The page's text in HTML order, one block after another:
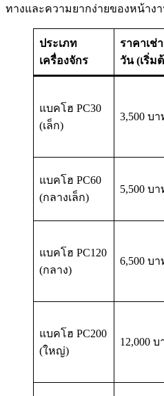
ทางและความยากง่ายของหน้าง
ประเภท
เครื่องจักร
ราคาเช่
วัน (เริ่ม
แบคโฮ PC30
(เล็ก)
3,500 บา
แบคโฮ PC60
(กลางเล็ก)
5,500 บา
แบคโฮ PC120
(กลาง)
6,500 บา
แบคโฮ PC200
(ใหญ่)
12,000 บ